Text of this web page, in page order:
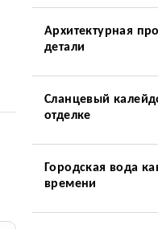
Архитектурная
детали
Сланцевый
отделке
Городская вода
времени